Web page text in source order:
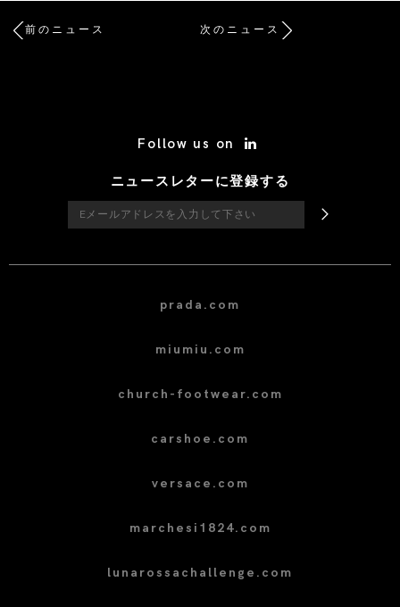
前のニュース 次のニュース
Follow us on
ニュースレターに登録する
prada.com
miumiu.com
church-footwear.com
carshoe.com
versace.com
marchesi1824.com
lunarossachallenge.com